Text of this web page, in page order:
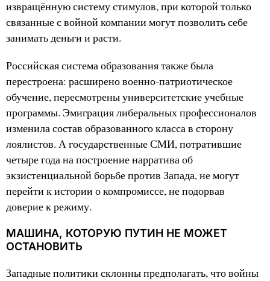
извращённую систему стимулов, при которой только
связанные с войной компании могут позволить себе
занимать деньги и расти.
Российская система образования также была
перестроена: расширено военно-патриотическое
обучение, пересмотрены университетские учебные
программы. Эмиграция либеральных профессионалов
изменила состав образованного класса в сторону
лоялистов. А государственные СМИ, потратившие
четыре года на построение нарратива об
экзистенциальной борьбе против Запада, не могут
перейти к истории о компромиссе, не подорвав
доверие к режиму.
МАШИНА, КОТОРУЮ ПУТИН НЕ МОЖЕТ
ОСТАНОВИТЬ
Западные политики склонны предполагать, что войны